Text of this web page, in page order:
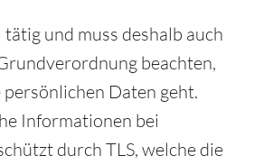
und muss deshalb auch
beachten,
Daten geht.
Informationen bei
durch TLS, welche die